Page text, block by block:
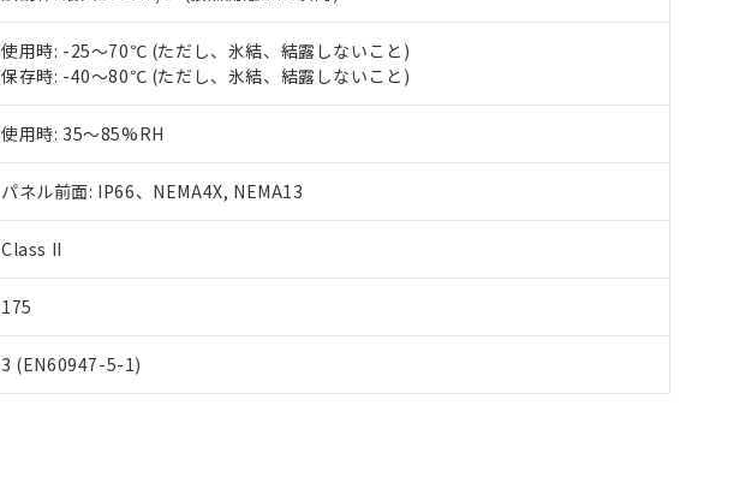
使用時: -25～70℃ (ただし、氷結、結露しないこと)
保存時: -40～80℃ (ただし、氷結、結露しないこと)
使用時: 35～85%RH
パネル前面: IP66、NEMA4X, NEMA13
Class II
175
3 (EN60947-5-1)